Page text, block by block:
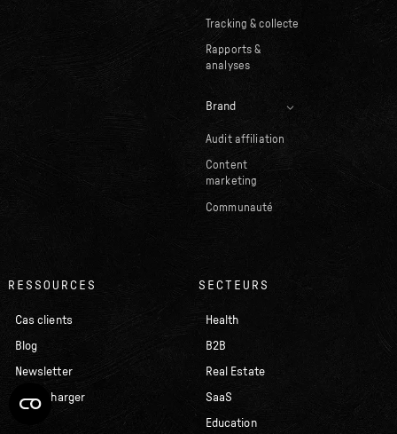
Tracking & collecte
Rapports &
analyses
Brand
Audit affiliation
Content
marketing
Communauté
RESSOURCES
Cas clients
Blog
Newsletter
À télécharger
SECTEURS
Health
B2B
Real Estate
SaaS
Education